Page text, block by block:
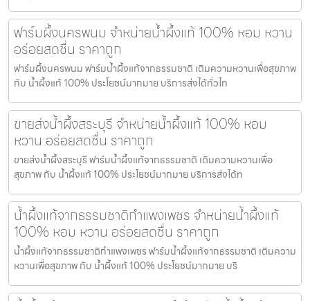
ฟาร์มผึ้งนครพนม จำหน่ายน้ำผึ้งแท้ 100% หอม หวาน
อร่อยสดชื่น ราคาถูก
ฟาร์มผึ้งนครพนม ฟาร์มน้ำผึ้งแท้จากธรรมชาติ เติมความหวานเพื่อสุขภาพ
กับ น้ำผึ้งแท้ 100% ประโยชน์มากมาย บริการส่งได้ทั่วไท
ขายส่งน้ำผึ้งสระบุรี จำหน่ายน้ำผึ้งแท้ 100% หอม
หวาน อร่อยสดชื่น ราคาถูก
ขายส่งน้ำผึ้งสระบุรี ฟาร์มน้ำผึ้งแท้จากธรรมชาติ เติมความหวานเพื่อ
สุขภาพ กับ น้ำผึ้งแท้ 100% ประโยชน์มากมาย บริการส่งได้ท
น้ำผึ้งแท้จากธรรมชาติกำแพงเพชร จำหน่ายน้ำผึ้งแท้
100% หอม หวาน อร่อยสดชื่น ราคาถูก
น้ำผึ้งแท้จากธรรมชาติกำแพงเพชร ฟาร์มน้ำผึ้งแท้จากธรรมชาติ เติมความ
หวานเพื่อสุขภาพ กับ น้ำผึ้งแท้ 100% ประโยชน์มากมาย บริ